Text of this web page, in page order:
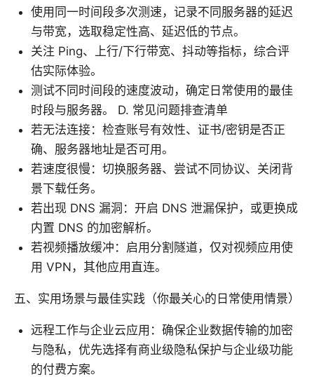
使用同一时间段多次测速，记录不同服务器的延迟
与带宽，选取稳定性高、延迟低的节点。
关注 Ping、上行/下行带宽、抖动等指标，综合评
估实际体验。
测试不同时间段的速度波动，确定日常使用的最佳
时段与服务器。 D. 常见问题排查清单
若无法连接：检查账号有效性、证书/密钥是否正
确、服务器地址是否可用。
若速度很慢：切换服务器、尝试不同协议、关闭背
景下载任务。
若出现 DNS 漏洞：开启 DNS 泄漏保护，或更换成
内置 DNS 的加密解析。
若视频播放缓冲：启用分割隧道，仅对视频应用使
用 VPN，其他应用直连。
五、实用场景与最佳实践（你最关心的日常使用情景）
远程工作与企业云应用：确保企业数据传输的加密
与隐私，优先选择有商业级隐私保护与企业级功能
的付费方案。